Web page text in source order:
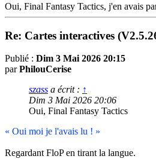
Oui, Final Fantasy Tactics, j'en avais
Re: Cartes interactives
Publié : Dim 3 Mai 2026 20:15
parPhilouCerise
szass a écrit : ↑
Dim 3 Mai 2026 20:06
Oui, Final Fantasy Tactics
« Oui moi je l'avais lu ! »
Regardant FloP en tirant la langue.